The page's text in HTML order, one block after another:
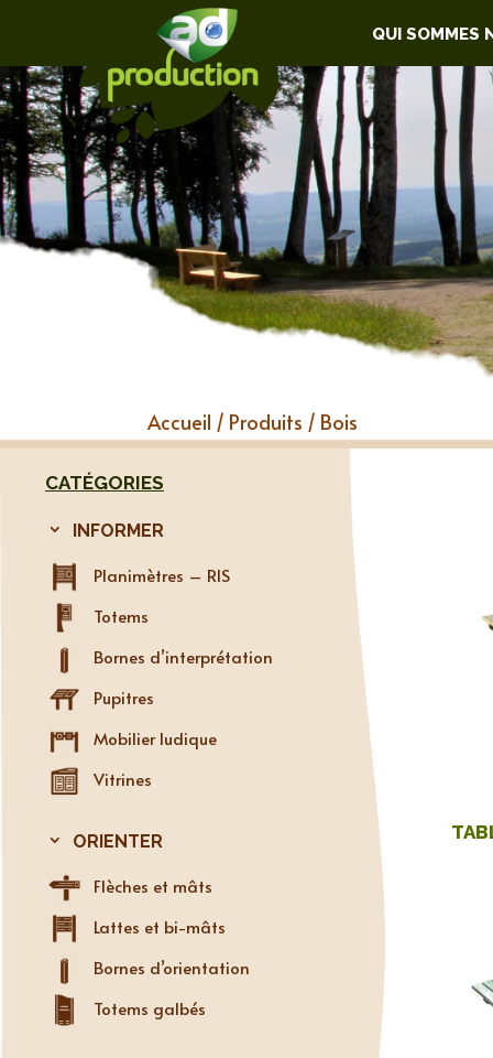
QUI SOMMES
Accueil / Produits / Bois
CATÉGORIES
INFORMER
Planimètres – RIS
Totems
Bornes d’interprétation
Pupitres
Mobilier ludique
Vitrines
ORIENTER
Flèches et mâts
Lattes et bi-mâts
Bornes d’orientation
Totems galbés